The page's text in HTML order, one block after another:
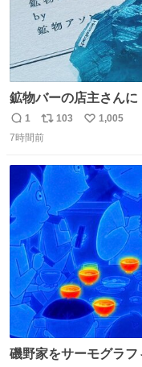
鉱物バーの店主さん
貰って、それがすごく
で無くしてしまった」という
トかな…」と当たり
った気がする 凄い
返
信
1
リ
ポ
ト
数
103
い
数
1,005
7時間前
磯野家をサーモグラ